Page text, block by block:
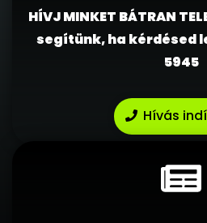
HÍVJ MINKET BÁTRAN
segítünk, ha kérdésed
5945
Hívás